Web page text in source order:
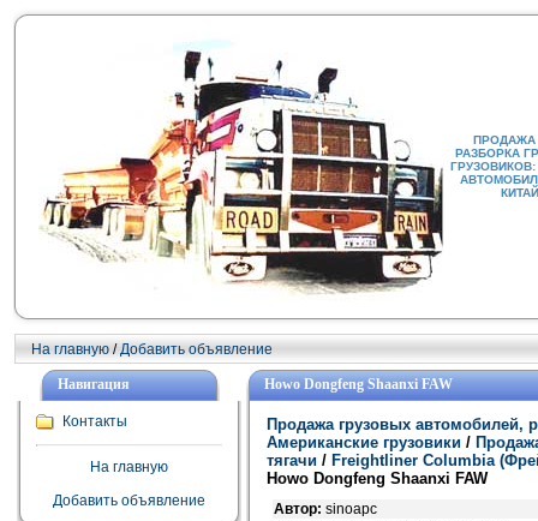
ПРОДАЖА
РАЗБОРКА
На главную /Добавить объявление
Навигация
Контакты
На главную
Добавить объявление
Howo Dongfeng Shaanxi FAW
Продажа грузовых автомобилей,
Американские грузовики /
тягачи / Freightliner Columbia
Howo Dongfeng Shaanxi FAW
Автор: sinoapc